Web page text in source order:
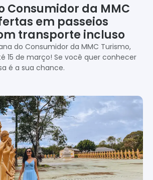
Consumidor da MMC
em passeios
transporte incluso
do Consumidor da MMC Turismo,
15 de março! Se você quer conhecer
é a sua chance.